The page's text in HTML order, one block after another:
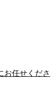
お任せくださ